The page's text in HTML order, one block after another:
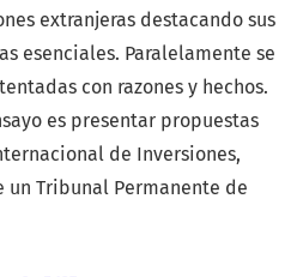
extranjeras destacando sus
esenciales. Paralelamente se
con razones y hechos.
es presentar propuestas
de Inversiones,
Tribunal Permanente de